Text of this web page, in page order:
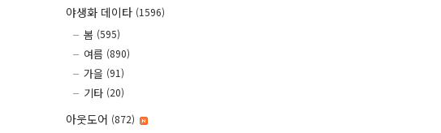
야생화 데이타 (1596)
봄 (595)
여름 (890)
가을 (91)
기타 (20)
아웃도어 (872)